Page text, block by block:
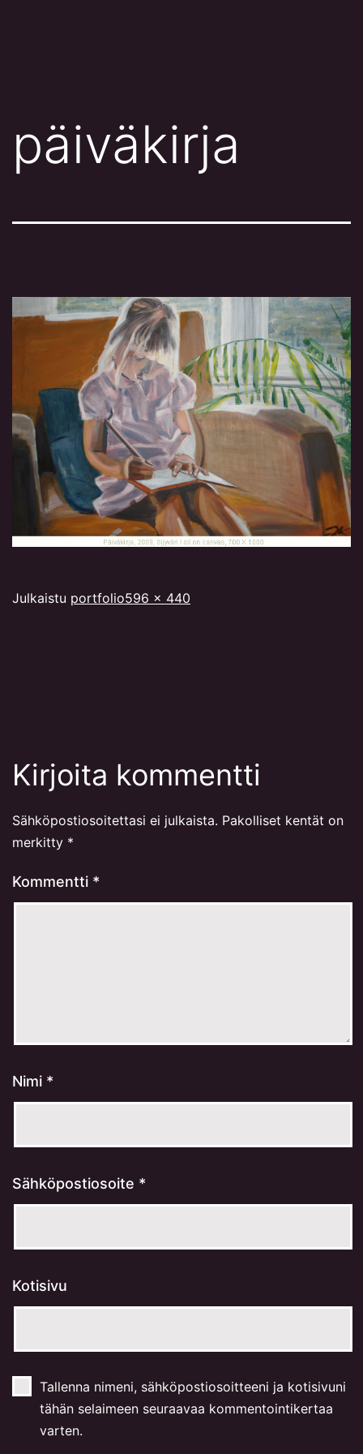
päiväkirja
Julkaistu portfolioTäysikokoinen
596 × 440
Kirjoita kommentti
Sähköpostiosoitettasi ei julkaista. Pakolliset kentät on
merkitty *
Kommentti *
Nimi *
Sähköpostiosoite *
Kotisivu
Tallenna nimeni, sähköpostiosoitteeni ja kotisivuni
tähän selaimeen seuraavaa kommentointikertaa
varten.